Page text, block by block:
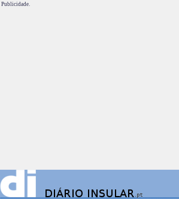
Publicidade.